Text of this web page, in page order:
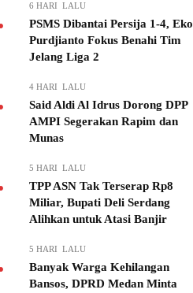
6 HARI LALU
PSMS Dibantai Persija 1-4, Eko
Purdjianto Fokus Benahi Tim
Jelang Liga 2
4 HARI LALU
Said Aldi Al Idrus Dorong DPP
AMPI Segerakan Rapim dan
Munas
5 HARI LALU
TPP ASN Tak Terserap Rp8
Miliar, Bupati Deli Serdang
Alihkan untuk Atasi Banjir
5 HARI LALU
Banyak Warga Kehilangan
Bansos, DPRD Medan Minta